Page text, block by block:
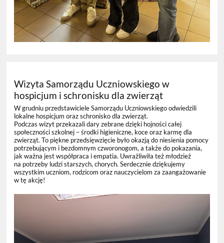
Wizyta Samorządu Uczniowskiego w
hospicjum i schronisku dla zwierząt
W grudniu przedstawiciele Samorządu Uczniowskiego odwiedzili
lokalne hospicjum oraz schronisko dla zwierząt.
Podczas wizyt przekazali dary zebrane dzięki hojności całej
społeczności szkolnej – środki higieniczne, koce oraz karmę dla
zwierząt. To piękne przedsięwzięcie było okazją do niesienia pomocy
potrzebującym i bezdomnym czworonogom, a także do pokazania,
jak ważna jest współpraca i empatia. Uwrażliwiła też młodzież
na potrzeby ludzi starszych, chorych. Serdecznie dziękujemy
wszystkim uczniom, rodzicom oraz nauczycielom za zaangażowanie
w tę akcję!